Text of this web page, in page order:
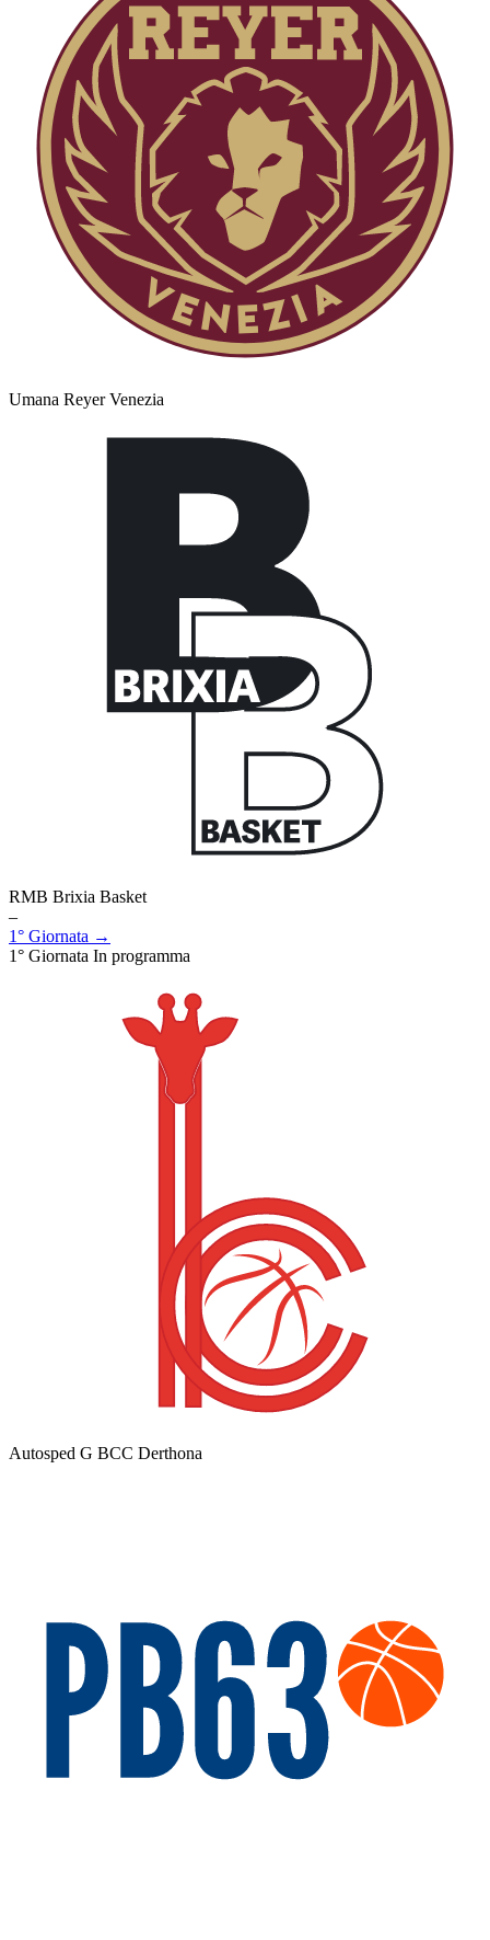
Umana Reyer Venezia
RMB Brixia Basket
–
1° Giornata →
1° Giornata In programma
Autosped G BCC Derthona